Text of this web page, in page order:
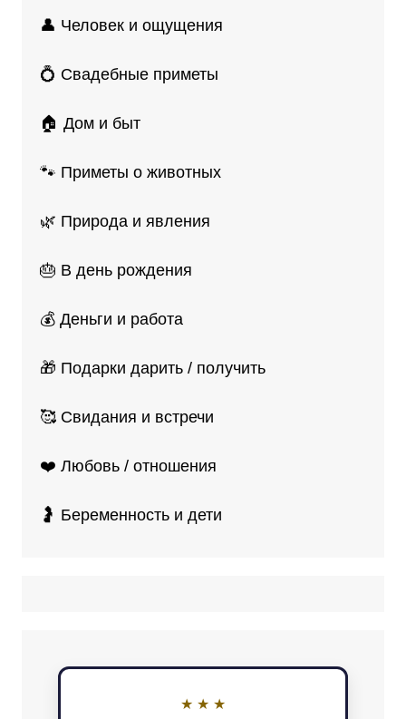
👤 Человек и ощущения
💍 Свадебные приметы
🏠 Дом и быт
🐾 Приметы о животных
🌿 Природа и явления
🎂 В день рождения
💰 Деньги и работа
🎁 Подарки дарить / получить
🥰 Свидания и встречи
❤️ Любовь / отношения
🤰 Беременность и дети